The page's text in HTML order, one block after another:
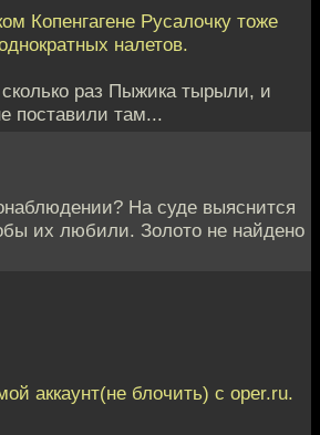
Копенгагене Русалочку тоже
налетов.
раз Пыжика тырыли, и
поставили там...
На суде выяснится
их любили. Золото не найдено
аккаунт(не блочить) с oper.ru.